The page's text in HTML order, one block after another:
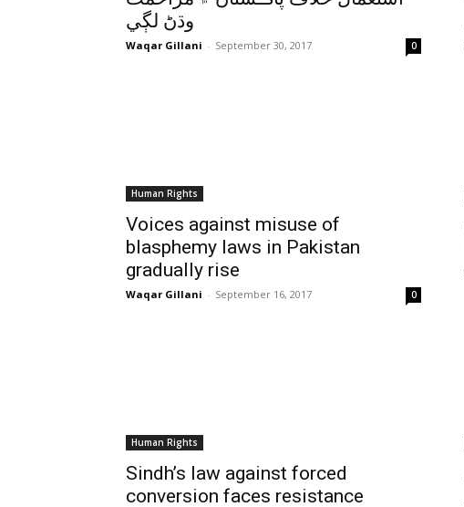
وڌڻ لڳي
Waqar Gillani - September 30, 2017 0
Human Rights
Voices against misuse of
blasphemy laws in Pakistan
gradually rise
Waqar Gillani - September 16, 2017 0
Human Rights
Sindh’s law against forced
conversion faces resistance